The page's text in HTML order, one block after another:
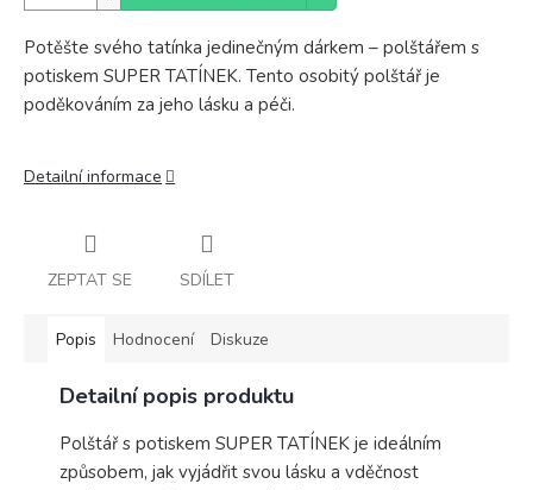
Potěšte svého tatínka jedinečným dárkem – polštářem s
potiskem SUPER TATÍNEK. Tento osobitý polštář je
poděkováním za jeho lásku a péči.
Detailní informace
ZEPTAT SE SDÍLET
Popis Hodnocení Diskuze
Detailní popis produktu
Polštář s potiskem SUPER TATÍNEK je ideálním
způsobem, jak vyjádřit svou lásku a vděčnost